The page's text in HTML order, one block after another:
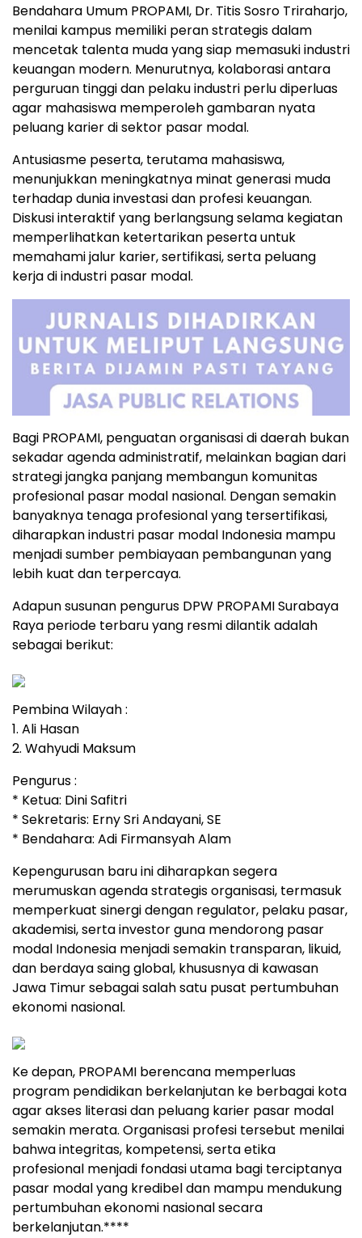
Bendahara Umum PROPAMI, Dr. Titis Sosro Triraharjo,
menilai kampus memiliki peran strategis dalam
mencetak talenta muda yang siap memasuki industri
keuangan modern. Menurutnya, kolaborasi antara
perguruan tinggi dan pelaku industri perlu diperluas
agar mahasiswa memperoleh gambaran nyata
peluang karier di sektor pasar modal.
Antusiasme peserta, terutama mahasiswa,
menunjukkan meningkatnya minat generasi muda
terhadap dunia investasi dan profesi keuangan.
Diskusi interaktif yang berlangsung selama kegiatan
memperlihatkan ketertarikan peserta untuk
memahami jalur karier, sertifikasi, serta peluang
kerja di industri pasar modal.
Bagi PROPAMI, penguatan organisasi di daerah bukan
sekadar agenda administratif, melainkan bagian dari
strategi jangka panjang membangun komunitas
profesional pasar modal nasional. Dengan semakin
banyaknya tenaga profesional yang tersertifikasi,
diharapkan industri pasar modal Indonesia mampu
menjadi sumber pembiayaan pembangunan yang
lebih kuat dan terpercaya.
Adapun susunan pengurus DPW PROPAMI Surabaya
Raya periode terbaru yang resmi dilantik adalah
sebagai berikut:
Pembina Wilayah :
1. Ali Hasan
2. Wahyudi Maksum
Pengurus :
* Ketua: Dini Safitri
* Sekretaris: Erny Sri Andayani, SE
* Bendahara: Adi Firmansyah Alam
Kepengurusan baru ini diharapkan segera
merumuskan agenda strategis organisasi, termasuk
memperkuat sinergi dengan regulator, pelaku pasar,
akademisi, serta investor guna mendorong pasar
modal Indonesia menjadi semakin transparan, likuid,
dan berdaya saing global, khususnya di kawasan
Jawa Timur sebagai salah satu pusat pertumbuhan
ekonomi nasional.
Ke depan, PROPAMI berencana memperluas
program pendidikan berkelanjutan ke berbagai kota
agar akses literasi dan peluang karier pasar modal
semakin merata. Organisasi profesi tersebut menilai
bahwa integritas, kompetensi, serta etika
profesional menjadi fondasi utama bagi terciptanya
pasar modal yang kredibel dan mampu mendukung
pertumbuhan ekonomi nasional secara
berkelanjutan.****